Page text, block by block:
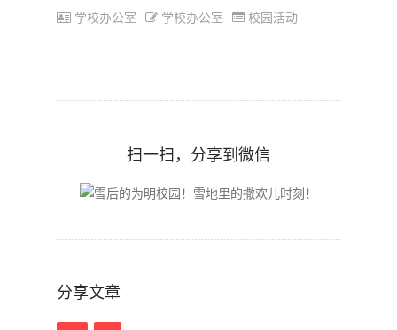
学校办公室 学校办公室 校园活动
扫一扫，分享到微信
分享文章